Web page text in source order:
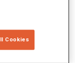
Cookies